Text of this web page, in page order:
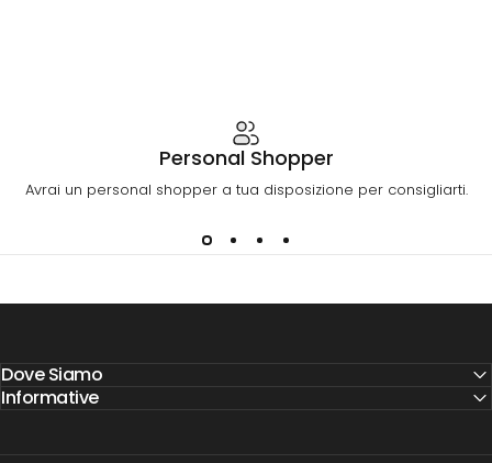
Personal Shopper
Avrai un personal shopper a tua disposizione per consigliarti.
Dove Siamo
Informative